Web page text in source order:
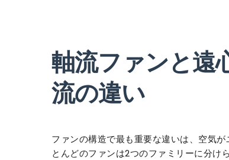
軸流ファンと遠
流の違い
ファンの構造で最も重要な違いは、空気
とんどのファンは2つのファミリーに分け